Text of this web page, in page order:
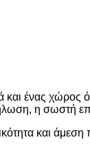
ένας χώρος
η σωστή
και